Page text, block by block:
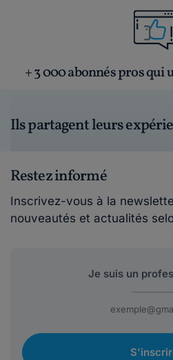
+ 3 000 abonnés pros qui
Ils partagent leurs
Restez informé
Inscrivez-vous à la
nouveautés et actualités